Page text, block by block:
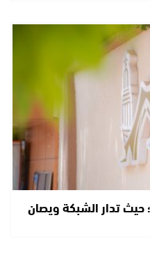
حيث تدار الشبكة ويصان